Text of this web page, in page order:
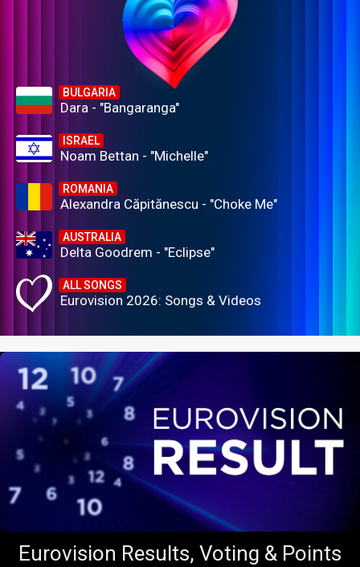
BULGARIA
Dara - "Bangaranga"
ISRAEL
Noam Bettan - "Michelle"
ROMANIA
Alexandra Căpitănescu - "Choke Me"
AUSTRALIA
Delta Goodrem - "Eclipse"
ALL SONGS
Eurovision 2026: Songs & Videos
Eurovision Results, Voting & Points